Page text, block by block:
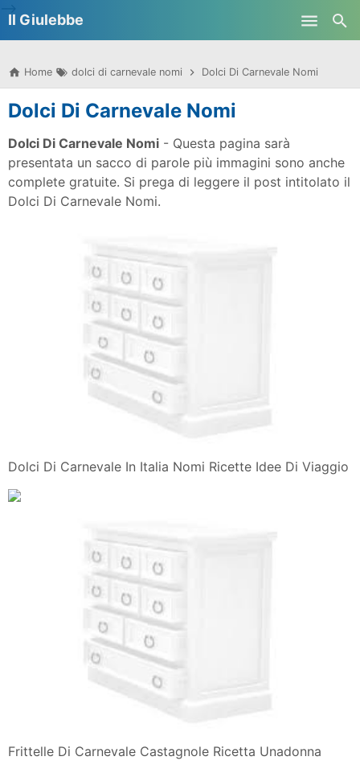
Il Giulebbe
Home dolci di carnevale nomi Dolci Di Carnevale Nomi
Dolci Di Carnevale Nomi
Dolci Di Carnevale Nomi - Questa pagina sarà
presentata un sacco di parole più immagini sono anche
complete gratuite. Si prega di leggere il post intitolato il
Dolci Di Carnevale Nomi.
Dolci Di Carnevale In Italia Nomi Ricette Idee Di Viaggio
Frittelle Di Carnevale Castagnole Ricetta Unadonna